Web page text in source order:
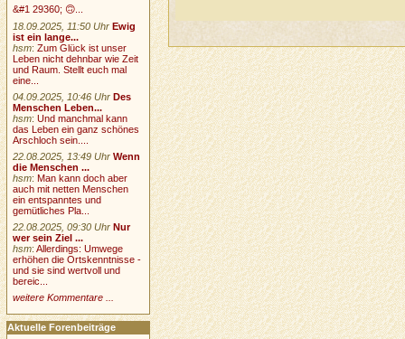
&#1 29360; 🙃...
18.09.2025, 11:50 Uhr Ewig
ist ein lange...
hsm:Zum Glück ist unser
Leben nicht dehnbar wie Zeit
und Raum. Stellt euch mal
eine...
04.09.2025, 10:46 Uhr Des
Menschen Leben...
hsm:Und manchmal kann
das Leben ein ganz schönes
Arschloch sein....
22.08.2025, 13:49 Uhr Wenn
die Menschen ...
hsm:Man kann doch aber
auch mit netten Menschen
ein entspanntes und
gemütliches Pla...
22.08.2025, 09:30 Uhr Nur
wer sein Ziel ...
hsm:Allerdings: Umwege
erhöhen die Ortskenntnisse -
und sie sind wertvoll und
bereic...
weitere Kommentare ...
Aktuelle Forenbeiträge